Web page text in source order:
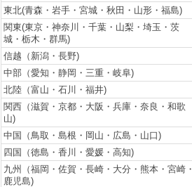
東北(青森・岩手・宮城・秋田・山形・福島)
関東(東京・神奈川・千葉・山梨・埼玉・茨
城・栃木・群馬)
信越（新潟・長野)
中部（愛知・静岡・三重・岐阜)
北陸（富山・石川・福井)
関西（滋賀・京都・大阪・兵庫・奈良・和歌
山)
中国（鳥取・島根・岡山・広島・山口)
四国（徳島・香川・愛媛・高知)
九州（福岡・佐賀・長崎・大分・熊本・宮崎・
鹿児島)